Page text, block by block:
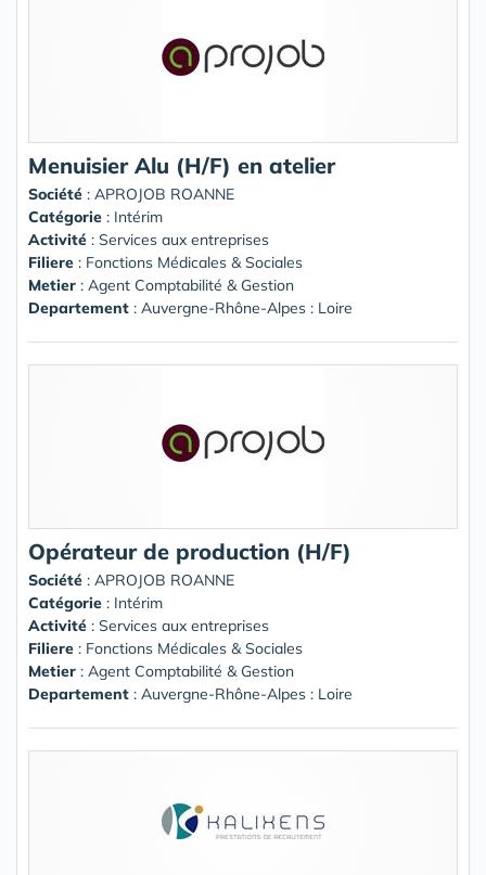
Menuisier Alu (H/F) en atelier
Société : APROJOB ROANNE
Catégorie : Intérim
Activité : Services aux entreprises
Filiere : Fonctions Médicales & Sociales
Metier : Agent Comptabilité & Gestion
Departement : Auvergne-Rhône-Alpes : Loire
Opérateur de production (H/F)
Société : APROJOB ROANNE
Catégorie : Intérim
Activité : Services aux entreprises
Filiere : Fonctions Médicales & Sociales
Metier : Agent Comptabilité & Gestion
Departement : Auvergne-Rhône-Alpes : Loire